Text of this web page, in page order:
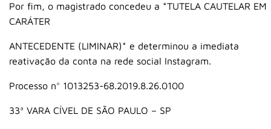
Por fim, o magistrado concedeu a *TUTELA CAUTELAR EM
CARÁTER
ANTECEDENTE (LIMINAR)* e determinou a imediata
reativação da conta na rede social Instagram.
Processo n° 1013253-68.2019.8.26.0100
33ª VARA CÍVEL DE SÃO PAULO – SP